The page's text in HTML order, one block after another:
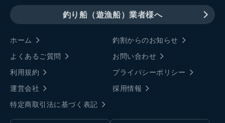
釣り船（遊漁船）業者様へ
ホーム
釣割からのお知らせ
よくあるご質問
お問い合わせ
利用規約
プライバシーポリシー
運営会社
採用情報
特定商取引法に基づく表記